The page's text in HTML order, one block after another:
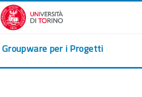
Vai al contenuto principale
Groupware per i Progetti